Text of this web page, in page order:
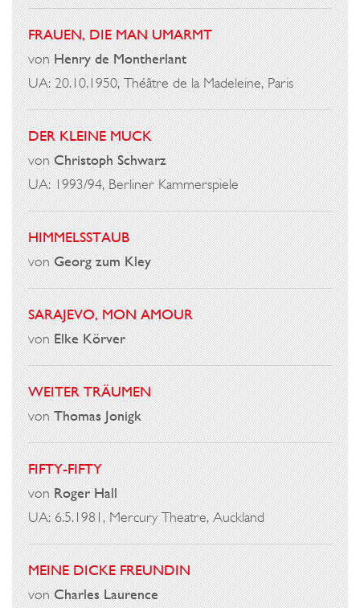
FRAUEN, DIE MAN UMARMT
vonHenry de Montherlant
UA: 20.10.1950, Théâtre de la Madeleine, Paris
DER KLEINE MUCK
vonChristoph Schwarz
UA: 1993/94, Berliner Kammerspiele
HIMMELSSTAUB
vonGeorg zum Kley
SARAJEVO, MON AMOUR
vonElke Körver
WEITER TRÄUMEN
vonThomas Jonigk
FIFTY-FIFTY
vonRoger Hall
UA: 6.5.1981, Mercury Theatre, Auckland
MEINE DICKE FREUNDIN
vonCharles Laurence